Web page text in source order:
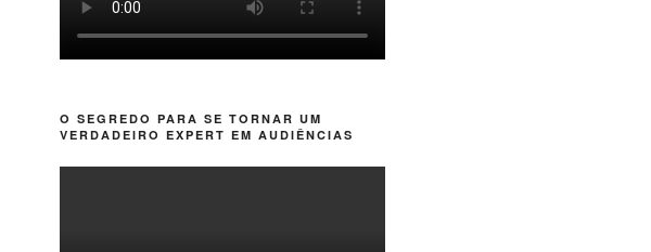
O SEGREDO PARA SE TORNAR UM
VERDADEIRO EXPERT EM AUDIÊNCIAS